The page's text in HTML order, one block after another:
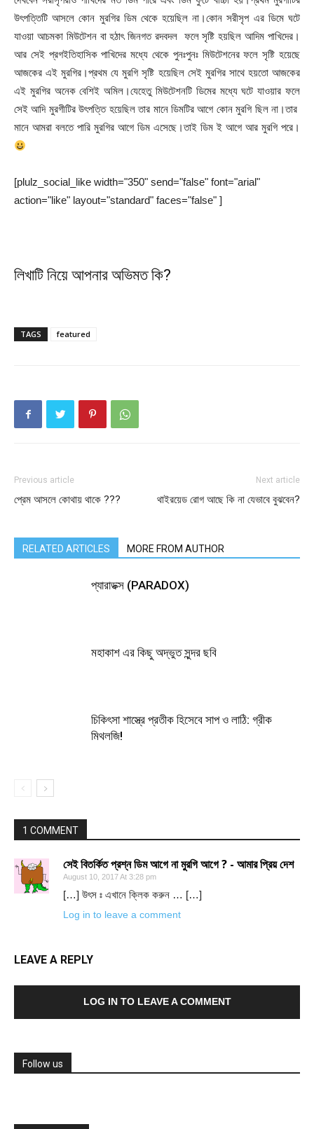
উৎপত্তিটি আসলে কোন মুরগির ডিম থেকে হয়েছিল না।কোন সরীসৃপ এর ডিমে ঘটে
যাওয়া আচমকা মিউটেশন বা হঠাৎ জিনগত রদবদল ফলে সৃষ্টি হয়ছিল আদিম পাখিদের।
আর সেই প্রগইতিহাসিক পাখিদের মধ্যে থেকে পুনঃপুনঃ মিউটেশনের ফলে সৃষ্টি হয়েছে
আজকের এই মুরগির।প্রথম যে মুরগি সৃষ্টি হয়েছিল সেই মুরগির সাথে হয়তো আজকের
এই মুরগির অনেক বেশিই অমিল।যেহেতু মিউটেশনটি ডিমের মধ্যে ঘটে যাওয়ার ফলে
সেই আদি মুরগীটির উৎপত্তি হয়েছিল তার মানে ডিমটির আগে কোন মুরগি ছিল না।তার
মানে আমরা বলতে পারি মুরগির আগে ডিম এসেছে।তাই ডিম ই আগে আর মুরগি পরে।
[plulz_social_like width="350" send="false" font="arial"
action="like" layout="standard" faces="false" ]
লিখাটি নিয়ে আপনার অভিমত কি?
TAGS featured
Previous article
প্রেম আসলে কোথায় থাকে ???
Next article
থাইরয়েড রোগ আছে কি না যেভাবে বুঝবেন?
RELATED ARTICLES MORE FROM AUTHOR
প্যারাডক্স (PARADOX)
মহাকাশ এর কিছু অদ্ভুত সুন্দর ছবি
চিকিৎসা শাস্ত্রে প্রতীক হিসেবে সাপ ও লাঠি: গ্রীক
মিথলজি!
1 COMMENT
সেই বিতর্কিত প্রশ্ন ডিম আগে না মুরগি আগে ? - আমার প্রিয় দেশ
August 10, 2017 At 3:28 pm
[…] উৎস ঃ এখানে ক্লিক করুন … […]
Log in to leave a comment
LEAVE A REPLY
LOG IN TO LEAVE A COMMENT
Follow us